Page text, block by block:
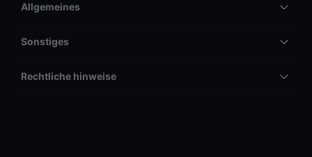
Allgemeines
Sonstiges
Rechtliche hinweise